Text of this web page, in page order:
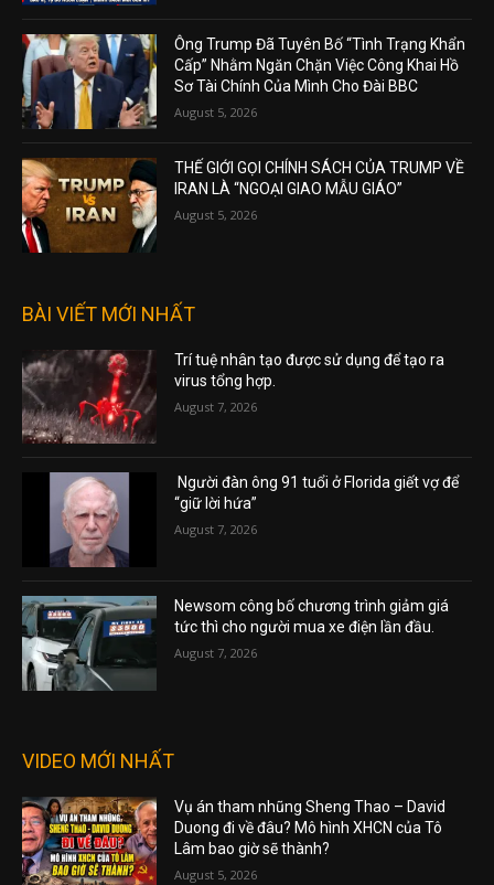
Ông Trump Đã Tuyên Bố “Tình Trạng Khẩn
Cấp” Nhằm Ngăn Chặn Việc Công Khai Hồ
Sơ Tài Chính Của Mình Cho Đài BBC
August 5, 2026
THẾ GIỚI GỌI CHÍNH SÁCH CỦA TRUMP VỀ
IRAN LÀ “NGOẠI GIAO MẪU GIÁO”
August 5, 2026
BÀI VIẾT MỚI NHẤT
Trí tuệ nhân tạo được sử dụng để tạo ra
virus tổng hợp.
August 7, 2026
Người đàn ông 91 tuổi ở Florida giết vợ để
“giữ lời hứa”
August 7, 2026
Newsom công bố chương trình giảm giá
tức thì cho người mua xe điện lần đầu.
August 7, 2026
VIDEO MỚI NHẤT
Vụ án tham nhũng Sheng Thao – David
Duong đi về đâu? Mô hình XHCN của Tô
Lâm bao giờ sẽ thành?
August 5, 2026